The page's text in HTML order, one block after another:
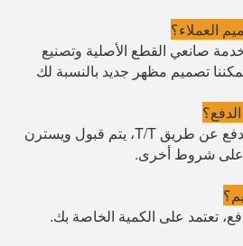
العملاء؟
خدمة صانعي القطع الأصلية وتصنيع
تصميم مظهر جديد بالنسبة لك
ج: موك هو 1 مجموعة.الدفع عن طريق T/T، يتم قبول ويسترن
على شروط أخرى.